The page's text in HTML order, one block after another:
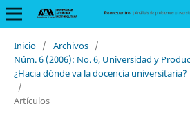
Inicio / Archivos /
Núm. 6 (2006): No. 6, Universidad y
¿Hacia dónde va la docencia universitaria?
/
Artículos